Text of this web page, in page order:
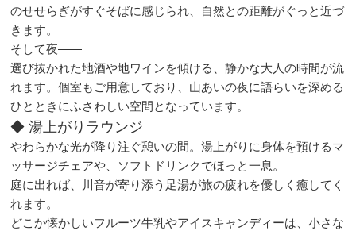
のせせらぎがすぐそばに感じられ、自然との距離がぐっと近づ
きます。
そして夜――
選び抜かれた地酒や地ワインを傾ける、静かな大人の時間が流
れます。個室もご用意しており、山あいの夜に語らいを深める
ひとときにふさわしい空間となっています。
◆ 湯上がりラウンジ
やわらかな光が降り注ぐ憩いの間。湯上がりに身体を預けるマ
ッサージチェアや、ソフトドリンクでほっと一息。
庭に出れば、川音が寄り添う足湯が旅の疲れを優しく癒してく
れます。
どこか懐かしいフルーツ牛乳やアイスキャンディーは、小さな